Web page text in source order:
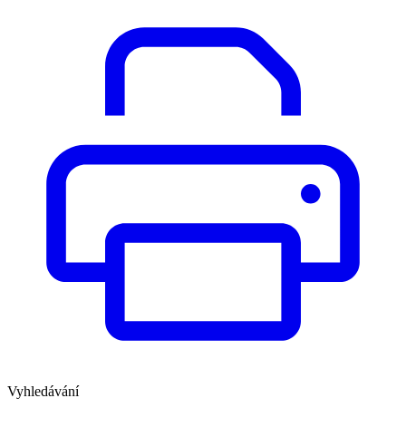
Vyhledávání